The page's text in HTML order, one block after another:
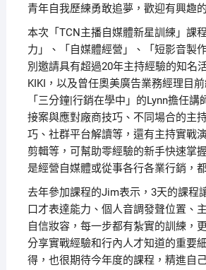
青年自我歷練勇敢追夢，歡迎有興趣
本次「TCN主播自媒體新星訓練」課
力」、「自媒體經營」、「短影音製
別邀請具有超過20年主持經驗的知名
KIKI，以及曾任奧美廣告業務經理目
「三分鐘|行銷在學中」的Lynn擔任講
接案與應對廠商技巧、不同場合的主
巧、社群平台解讀等，還有主持實戰
剪輯等，可幫助零經驗的新手快速掌
是經營自媒體或從事各行各業行銷，
去年參加課程的Jim表示，3天的課程
口才表達能力、個人音調發聲位置、
自信妝容，每一步都有紮實的訓練，
分享實戰經驗和行內人才知道的重要
得，也很期待今年度的課程，精進自